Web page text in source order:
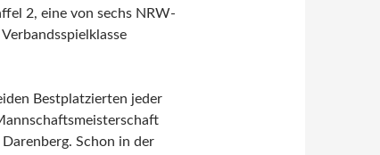
2, eine von sechs NRW-
Bestplatzierten jeder
Schon in der